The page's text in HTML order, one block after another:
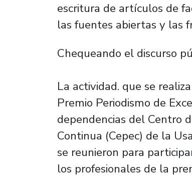
escritura de artículos de
las fuentes abiertas y las
Chequeando el discurso
La actividad. que se
Premio Periodismo de
dependencias del Centro
Continua (Cepec) de la
se reunieron para
los profesionales de la